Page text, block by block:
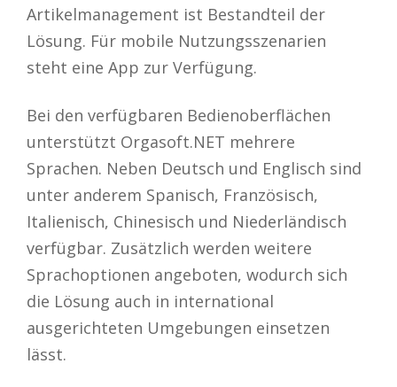
Artikelmanagement ist Bestandteil der
Lösung. Für mobile Nutzungsszenarien
steht eine App zur Verfügung.
Bei den verfügbaren Bedienoberflächen
unterstützt Orgasoft.NET mehrere
Sprachen. Neben Deutsch und Englisch sind
unter anderem Spanisch, Französisch,
Italienisch, Chinesisch und Niederländisch
verfügbar. Zusätzlich werden weitere
Sprachoptionen angeboten, wodurch sich
die Lösung auch in international
ausgerichteten Umgebungen einsetzen
lässt.